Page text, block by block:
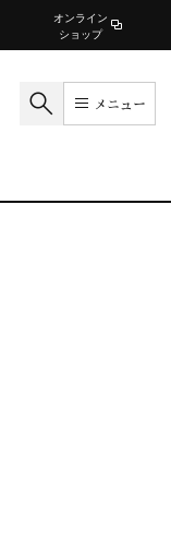
オンライン
ショップ
メニュー